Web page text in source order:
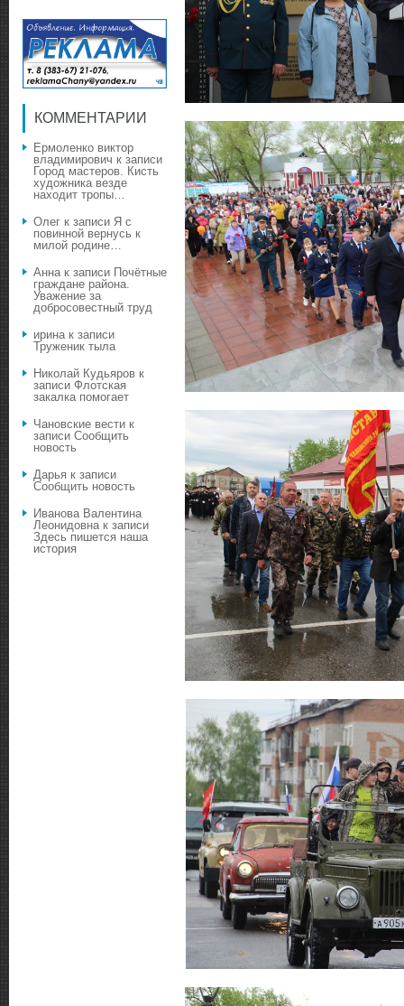
КОММЕНТАРИИ
Ермоленко виктор
владимирович к записи
Город мастеров. Кисть
художника везде
находит тропы…
Олег к записи Я с
повинной вернусь к
милой родине…
Аннак записи Почётные
граждане района.
Уважение за
добросовестный труд
иринак записи
Труженик тыла
Николай Кудьяров к
записи Флотская
закалка помогает
Чановские вести к
записи Сообщить
новость
Дарья к записи
Сообщить новость
Иванова Валентина
Леонидовнак записи
Здесь пишется наша
история